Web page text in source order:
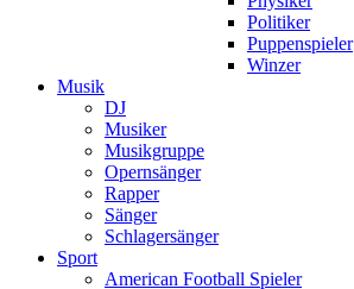
Politiker
Puppenspieler
Winzer
Musik
DJ
Musiker
Musikgruppe
Opernsänger
Rapper
Sänger
Schlagersänger
Sport
American Football Spieler